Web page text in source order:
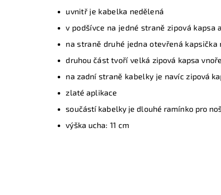
uvnitř je kabelka nedělená
v podšívce na jedné straně zipová kapsa
na straně druhé jedna otevřená
druhou částtvoří velká zipová kapsa
na zadnístraně kabelky je navíczipová
zlaté aplikace
součástí kabelky je dlouhé ramínko pro
výška ucha: 11 cm